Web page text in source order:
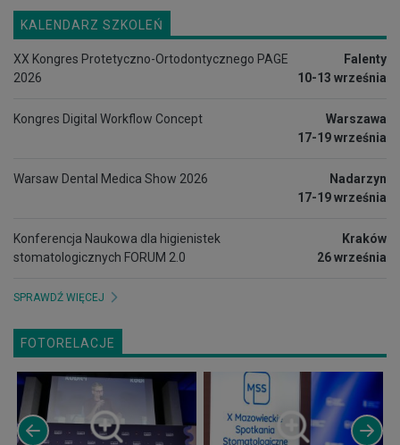
KALENDARZ SZKOLEŃ
XX Kongres Protetyczno-Ortodontycznego PAGE
2026
Falenty
10-13 września
Kongres Digital Workflow Concept
Warszawa
17-19 września
Warsaw Dental Medica Show 2026
Nadarzyn
17-19 września
Konferencja Naukowa dla higienistek
stomatologicznych FORUM 2.0
Kraków
26 września
SPRAWDŹ WIĘCEJ
FOTORELACJE